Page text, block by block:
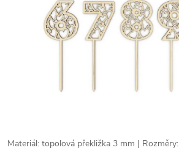
Materiál: topolová překližka 3 mm |